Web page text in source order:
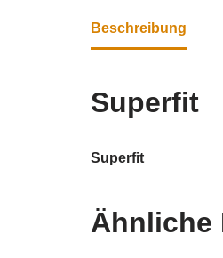
Beschreibung
Superfit
Superfit
Ähnliche